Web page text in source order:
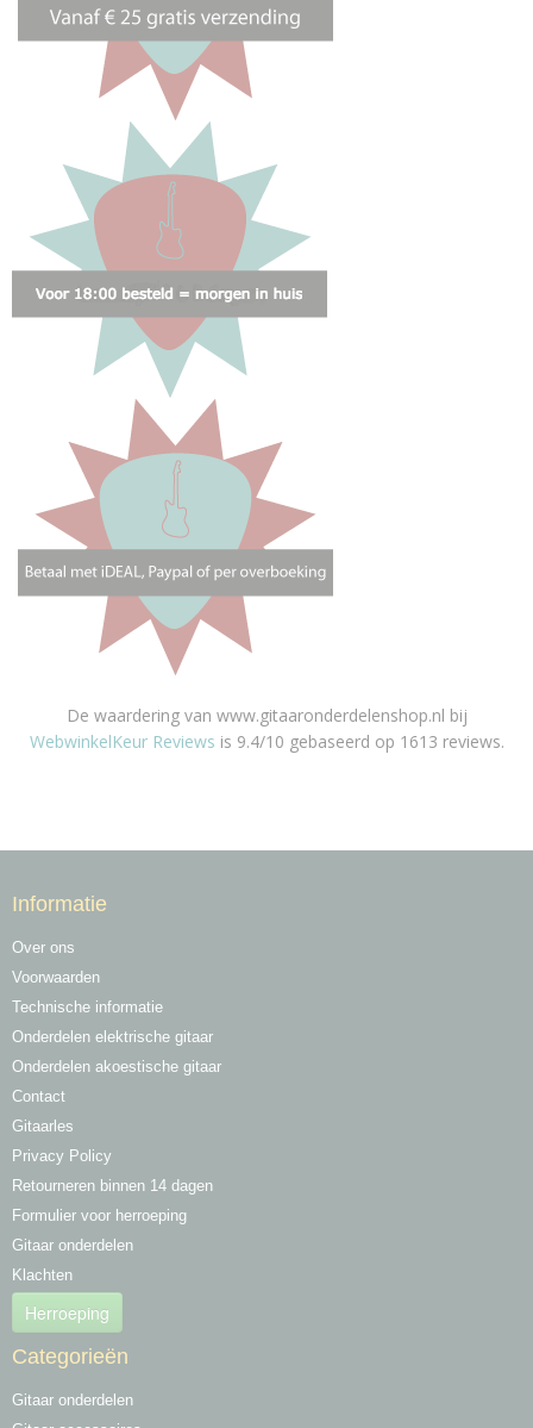
De waardering van www.gitaaronderdelenshop.nl bij
WebwinkelKeur Reviews is 9.4/10 gebaseerd op 1613 reviews.
Informatie
Over ons
Voorwaarden
Technische informatie
Onderdelen elektrische gitaar
Onderdelen akoestische gitaar
Contact
Gitaarles
Privacy Policy
Retourneren binnen 14 dagen
Formulier voor herroeping
Gitaar onderdelen
Klachten
Herroeping
Categorieën
Gitaar onderdelen